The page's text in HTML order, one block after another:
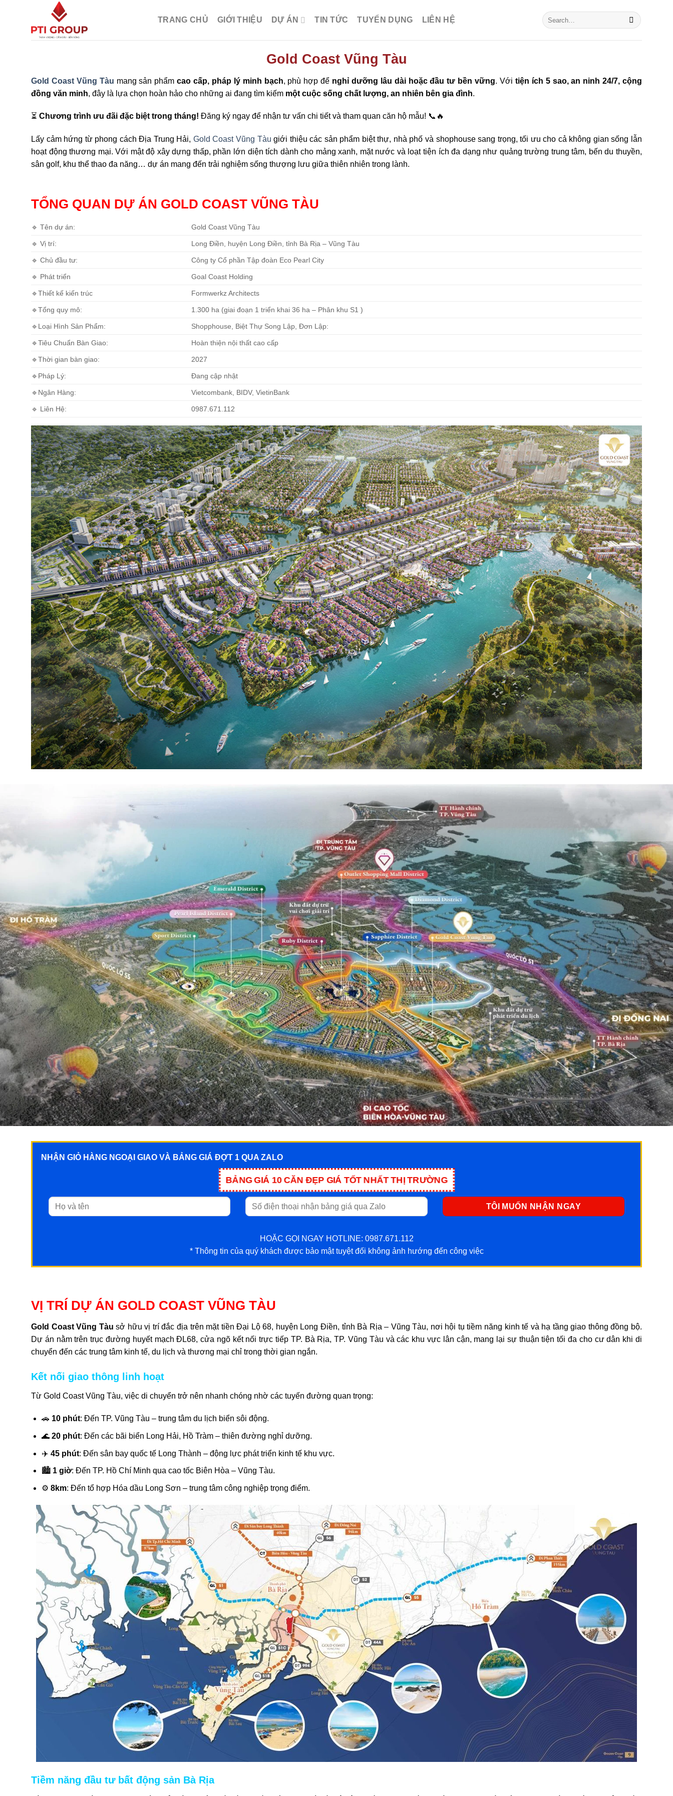
TRANG CHỦ GIỚI THIỆU DỰ ÁN TIN TỨC TUYỂN DỤNG LIÊN HỆ
Gold Coast Vũng Tàu
Gold Coast Vũng Tàu mang sản phẩmcao cấp, pháp lý minh bạch, phù hợp để nghỉ dưỡng lâu dài hoặc đầu tư bền vững. Với tiện ích 5 sao, an ninh 24/7, cộng
đồng văn minh, đây là lựa chọn hoàn hảo cho những ai đang tìm kiếm một cuộc sống chất lượng, an nhiên bên gia đình.
⏳ Chương trình ưu đãi đặc biệt trong tháng! Đăng ký ngay để nhận tư vấn chi tiết và tham quan căn hộ mẫu! 📞🔥
Lấy cảm hứng từ phong cách Địa Trung Hải, Gold Coast Vũng Tàu giới thiệu các sản phẩm biệt thự, nhà phố và shophouse sang trọng, tối ưu cho cả không gian sống lẫn
hoạt động thương mại. Với mật độ xây dựng thấp, phần lớn diện tích dành cho mảng xanh, mặt nước và loạt tiện ích đa dạng như quảng trường trung tâm, bến du thuyền,
sân golf, khu thể thao đa năng… dự án mang đến trải nghiệm sống thượng lưu giữa thiên nhiên trong lành.
TỔNG QUAN DỰ ÁN GOLD COAST VŨNG TÀU
🔹 Tên dự án: Gold Coast Vũng Tàu
🔹 Vị trí: Long Điền, huyện Long Điền, tỉnh Bà Rịa – Vũng Tàu
🔹 Chủ đầu tư: Công ty Cổ phần Tập đoàn Eco Pearl City
🔹 Phát triển Goal Coast Holding
🔹Thiết kế kiến trúc Formwerkz Architects
🔹Tổng quy mô: 1.300 ha (giai đoạn 1 triển khai 36 ha – Phân khu S1 )
🔹Loại Hình Sản Phẩm: Shopphouse, Biệt Thự Song Lập, Đơn Lập:
🔹Tiêu Chuẩn Bàn Giao: Hoàn thiện nội thất cao cấp
🔹Thời gian bàn giao: 2027
🔹Pháp Lý: Đang cập nhật
🔹Ngân Hàng: Vietcombank, BIDV, VietinBank
🔹 Liên Hệ: 0987.671.112
NHẬN GIỎ HÀNG NGOẠI GIAO VÀ BẢNG GIÁ ĐỢT 1 QUA ZALO
BẢNG GIÁ 10 CĂN ĐẸP GIÁ TỐT NHẤT THỊ TRƯỜNG
HOẶC GỌI NGAY HOTLINE: 0987.671.112
* Thông tin của quý khách được bảo mật tuyệt đối không ảnh hướng đến công việc
VỊ TRÍ DỰ ÁN GOLD COAST VŨNG TÀU
Gold Coast Vũng Tàu sở hữu vị trí đắc địa trên mặt tiền Đại Lộ 68, huyện Long Điền, tỉnh Bà Rịa – Vũng Tàu, nơi hội tụ tiềm năng kinh tế và hạ tầng giao thông đồng bộ.
Dự án nằm trên trục đường huyết mạch ĐL68, cửa ngõ kết nối trực tiếp TP. Bà Rịa, TP. Vũng Tàu và các khu vực lân cận, mang lại sự thuận tiện tối đa cho cư dân khi di
chuyển đến các trung tâm kinh tế, du lịch và thương mại chỉ trong thời gian ngắn.
Kết nối giao thông linh hoạt
Từ Gold Coast Vũng Tàu, việc di chuyển trở nên nhanh chóng nhờ các tuyến đường quan trọng:
🚗 10 phút: Đến TP. Vũng Tàu – trung tâm du lịch biển sôi động.
🌊 20 phút: Đến các bãi biển Long Hải, Hồ Tràm – thiên đường nghỉ dưỡng.
✈️ 45 phút: Đến sân bay quốc tế Long Thành – động lực phát triển kinh tế khu vực.
🏙️ 1 giờ: Đến TP. Hồ Chí Minh qua cao tốc Biên Hòa – Vũng Tàu.
⚙️ 8km: Đến tổ hợp Hóa dầu Long Sơn – trung tâm công nghiệp trọng điểm.
Tiềm năng đầu tư bất động sản Bà Rịa